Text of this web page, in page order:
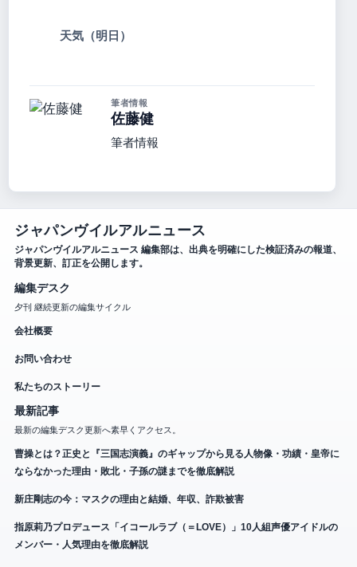
天気（明日）
筆者情報
佐藤健
筆者情報
ジャパンヴイルアルニュース
ジャパンヴイルアルニュース 編集部は、出典を明確にした検証済みの報道、
背景更新、訂正を公開します。
編集デスク
夕刊 継続更新の編集サイクル
会社概要
お問い合わせ
私たちのストーリー
最新記事
最新の編集デスク更新へ素早くアクセス。
曹操とは？正史と『三国志演義』のギャップから見る人物像・功績・皇帝に
ならなかった理由・敗北・子孫の謎までを徹底解説
新庄剛志の今：マスクの理由と結婚、年収、詐欺被害
指原莉乃プロデュース「イコールラブ（＝LOVE）」10人組声優アイドルの
メンバー・人気理由を徹底解説